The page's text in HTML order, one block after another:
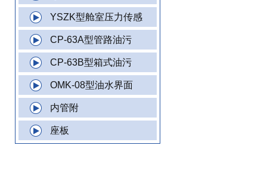
YSZK型舱室压力传感
CP-63A型管路油污
CP-63B型箱式油污
OMK-08型油水界面
内管附
座板